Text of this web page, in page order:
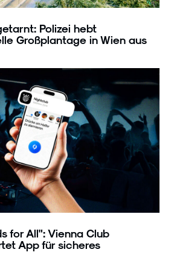
Polizei hebt
Großplantage in Wien aus
for All": Vienna Club
App für sicheres